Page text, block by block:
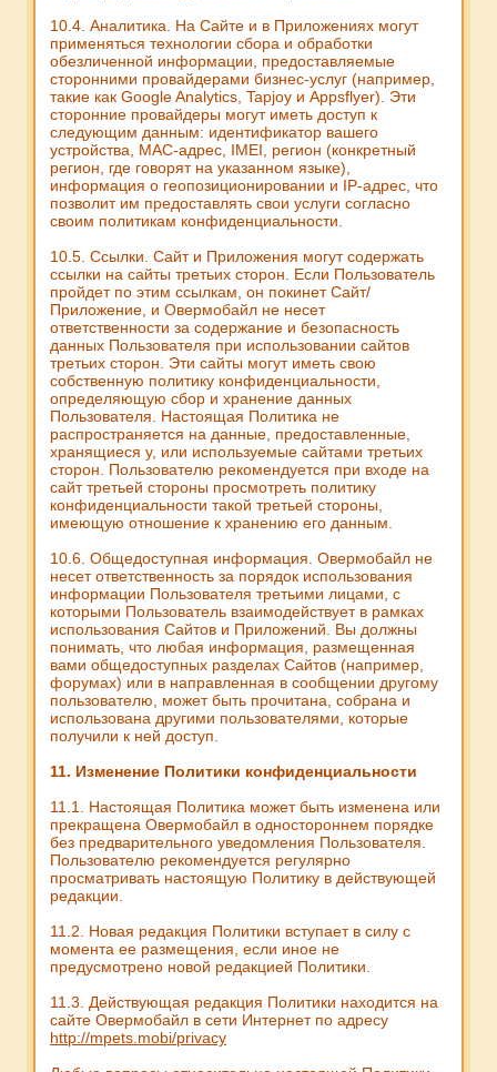
10.4. Аналитика. На Сайте и в Приложениях могут
применяться технологии сбора и обработки
обезличенной информации, предоставляемые
сторонними провайдерами бизнес-услуг (например,
такие как Google Analytics, Tapjoy и Appsflyer). Эти
сторонние провайдеры могут иметь доступ к
следующим данным: идентификатор вашего
устройства, MAC-адрес, IMEI, регион (конкретный
регион, где говорят на указанном языке),
информация о геопозиционировании и IP-адрес, что
позволит им предоставлять свои услуги согласно
своим политикам конфиденциальности.
10.5. Ссылки. Сайт и Приложения могут содержать
ссылки на сайты третьих сторон. Если Пользователь
пройдет по этим ссылкам, он покинет Сайт/
Приложение, и Овермобайл не несет
ответственности за содержание и безопасность
данных Пользователя при использовании сайтов
третьих сторон. Эти сайты могут иметь свою
собственную политику конфиденциальности,
определяющую сбор и хранение данных
Пользователя. Настоящая Политика не
распространяется на данные, предоставленные,
хранящиеся у, или используемые сайтами третьих
сторон. Пользователю рекомендуется при входе на
сайт третьей стороны просмотреть политику
конфиденциальности такой третьей стороны,
имеющую отношение к хранению его данным.
10.6. Общедоступная информация. Овермобайл не
несет ответственность за порядок использования
информации Пользователя третьими лицами, с
которыми Пользователь взаимодействует в рамках
использования Сайтов и Приложений. Вы должны
понимать, что любая информация, размещенная
вами общедоступных разделах Сайтов (например,
форумах) или в направленная в сообщении другому
пользователю, может быть прочитана, собрана и
использована другими пользователями, которые
получили к ней доступ.
11. Изменение Политики конфиденциальности
11.1. Настоящая Политика может быть изменена или
прекращена Овермобайл в одностороннем порядке
без предварительного уведомления Пользователя.
Пользователю рекомендуется регулярно
просматривать настоящую Политику в действующей
редакции.
11.2. Новая редакция Политики вступает в силу с
момента ее размещения, если иное не
предусмотрено новой редакцией Политики.
11.3. Действующая редакция Политики находится на
сайте Овермобайл в сети Интернет по адресу
http://mpets.mobi/privacy